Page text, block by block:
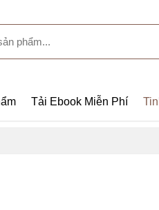
Tải Ebook Miễn Phí